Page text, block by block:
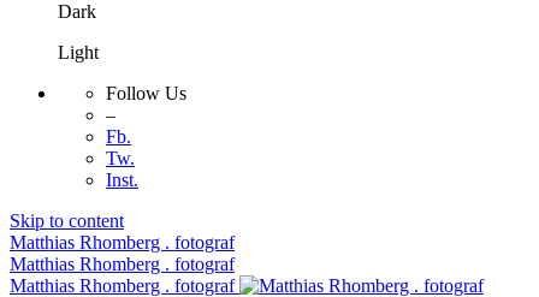
Dark
Light
Follow Us
–
Fb.
Tw.
Inst.
Skip to content
Matthias Rhomberg . fotograf
Matthias Rhomberg . fotograf
Matthias Rhomberg . fotograf